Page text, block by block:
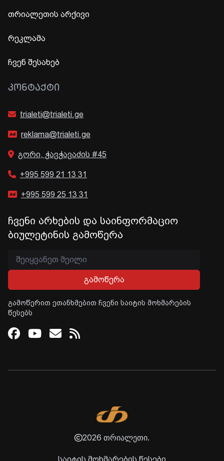
თრიალეთის არქივი
რეკლამა
ჩვენ შესახებ
ᲙᲝᲜᲢᲐᲥᲢᲘ
trialeti@trialeti.ge
reklama@trialeti.ge
გორი, ჭავჭავაძის #45
+995 599 21 13 31
+995 599 25 13 31
ჩვენი არხების და საინფორმაციო
ბიულეტინის გამოწერა
გამოწერა
გამოწერით ეთანხმებით ჩვენი საიტის მოხმარების
წესებს
Facebook
Youtube
Email
RSS
2026 თრიალეთი.